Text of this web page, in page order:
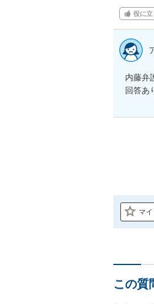
役に立
内藤弁
回答あ
マ
この質